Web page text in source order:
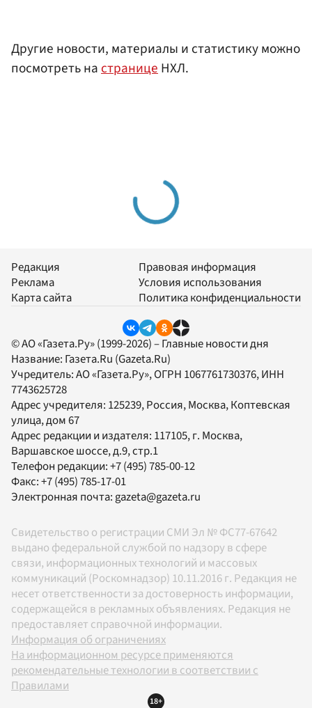
Другие новости, материалы и статистику можно
посмотреть настраницеНХЛ.
Редакция
Реклама
Карта сайта
Правовая информация
Условия использования
Политика конфиденциальности
© АО «Газета.Ру» (1999-2026) – Главные новости дня
Название: Газета.Ru (Gazeta.Ru)
Учредитель:АО «Газета.Ру», ОГРН 1067761730376, ИНН
7743625728
Адрес учредителя: 125239, Россия, Москва, Коптевская
улица, дом 67
Адрес редакции и издателя: 117105, г. Москва,
Варшавское шоссе, д.9, стр.1
Телефон редакции:+7 (495) 785-00-12
Факс:+7 (495) 785-17-01
Электронная почта:gazeta@gazeta.ru
Свидетельство о регистрации СМИ Эл № ФС77-67642
выдано федеральной службой по надзору в сфере
связи, информационных технологий и массовых
коммуникаций (Роскомнадзор) 10.11.2016 г. Редакция не
несет ответственности за достоверность информации,
содержащейся в рекламных объявлениях. Редакция не
предоставляет справочной информации.
Информация об ограничениях
На информационном ресурсе применяются
рекомендательные технологии в соответствии с
Правилами
18+